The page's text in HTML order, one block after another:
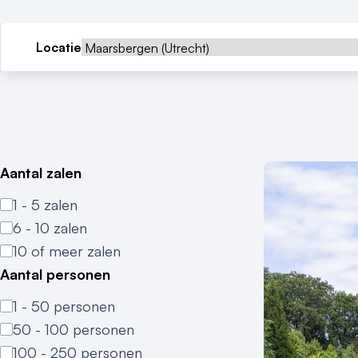
Locatie
Aantal zalen
1 - 5 zalen
6 - 10 zalen
10 of meer zalen
Aantal personen
1 - 50 personen
50 - 100 personen
100 - 250 personen